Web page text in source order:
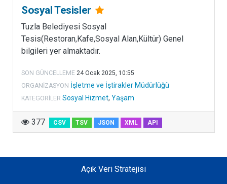
Sosyal Tesisler
Tuzla Belediyesi Sosyal
Tesis(Restoran,Kafe,Sosyal Alan,Kültür) Genel
bilgileri yer almaktadır.
SON GÜNCELLEME 24 Ocak 2025, 10:55
ORGANIZASYON İşletme ve İştirakler Müdürlüğü
KATEGORILER Sosyal Hizmet, Yaşam
377 CSV TSV JSON XML API
Açık Veri Stratejisi